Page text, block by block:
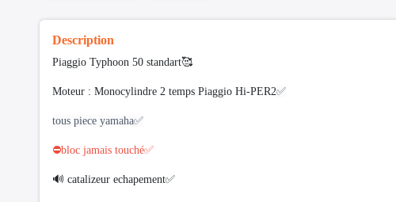
Description
Piaggio Typhoon 50 standart🥰
Moteur : Monocylindre 2 temps Piaggio Hi-PER2✅
tous piece yamaha✅
⛔️bloc jamais touché✅
🔊 catalizeur echapement✅